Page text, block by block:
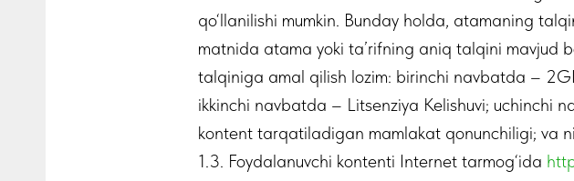
qo‘llanilishi mumkin. Bunday holda, atamaning
matnida atama yoki ta’rifning aniq talqini mavjud
talqiniga amal qilish lozim: birinchi navbatda –
ikkinchi navbatda – Litsenziya Kelishuvi; uchinchi
kontent tarqatiladigan mamlakat qonunchiligi; va
1.3. Foydalanuvchi kontenti Internet tarmog‘ida